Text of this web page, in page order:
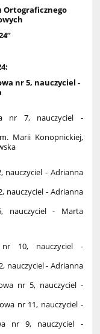
Ortograficznego
nr 5, nauczyciel -
nr 7, nauczyciel -
Marii Konopnickiej,
nauczyciel - Adrianna
nauczyciel - Adrianna
nauczyciel - Marta
nr 10, nauczyciel -
nauczyciel - Adrianna
nr 5, nauczyciel -
nr 11, nauczyciel -
nr 9, nauczyciel -